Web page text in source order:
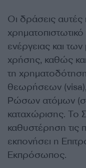
Οι δράσεις αυτές
ενέργειας και
χρήσης, καθώς
τη
θεωρήσεων
Ρώσων ατόμων (σε
καταχώρισης. Το
καθυστέρηση τις
εκπονήσει η
Εκπρόσωπος.